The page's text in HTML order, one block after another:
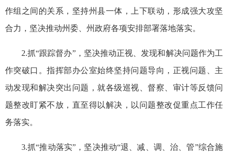
作组之间的关系，坚持州县一体，上下联动，形成强大攻坚
合力，坚决推动州委、州政府各项安排部署落地落实。
2.抓“跟踪督办”，坚决推动正视、发现和解决问题作为工
作突破口。指挥部办公室始终坚持问题导向，正视问题、主
动发现和解决突出问题，就各级巡视、督察、审计等反馈问
题整改盯紧不放，直至得以解决，以问题整改促重点工作任
务落实。
3.抓“推动落实”，坚决推动“退、减、调、治、管”综合施